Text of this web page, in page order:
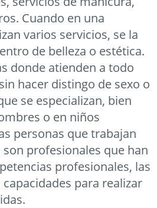
Cuando en una
varios servicios, se la
de belleza o estética.
donde atienden a todo
hacer distingo de sexo o
se especializan, bien
o en niños
personas que trabajan
profesionales que han
profesionales, las
para realizar